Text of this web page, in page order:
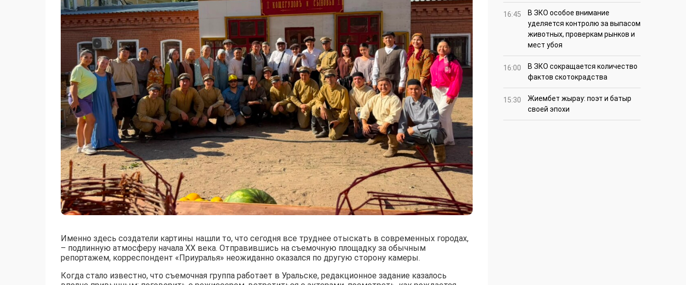
Именно здесь создатели картины нашли то, что сегодня все труднее отыскать в современных городах,
– подлинную атмосферу начала XX века. Отправившись на съемочную площадку за обычным
репортажем, корреспондент «Приуралья» неожиданно оказался по другую сторону камеры.
Когда стало известно, что съемочная группа работает в Уральске, редакционное задание казалось
16:45
В ЗКО особое внимание
уделяется контролю за выпасом
животных, проверкам рынков и
мест убоя
16:00
В ЗКО сокращается количество
фактов скотокрадства
15:30
Жиембет жырау: поэт и батыр
своей эпохи